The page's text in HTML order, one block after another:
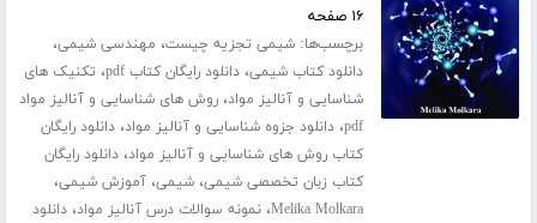
۱۶ صفحه
برچسب‌ها:شیمی تجزیه چیست، مهندسی شیمی،
دانلود کتاب شیمی،دانلود رایگان کتاب pdf ، تکنیک های
شناسایی و آنالیز مواد،روش های شناسایی و آنالیز مواد
pdf،دانلود جزوه شناسایی و آنالیز مواد،دانلود رایگان
کتاب روش های شناسایی و آنالیز مواد،دانلود رایگان
کتاب زبان تخصصی شیمی،شیمی،آموزش شیمی،
Melika Molkara،نمونه سوالات درس آنالیز مواد،دانلود